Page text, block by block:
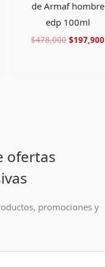
de Armaf hombre
edp 100ml
$478,000 $197,900
ofertas
promociones y